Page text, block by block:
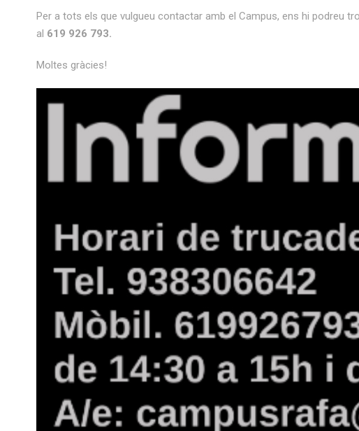
Per a tots els que vulgueu contactar amb el Campus, ens hi podreu
al 619 926 793.
Moltes gràcies!